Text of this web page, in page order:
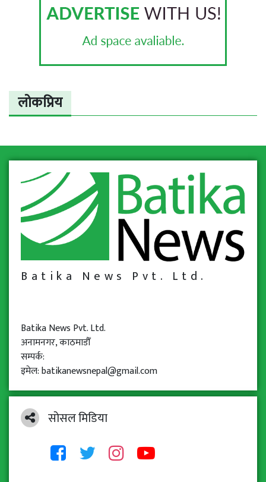
लोकप्रिय
Batika News Pvt. Ltd.
Batika News Pvt. Ltd.
अनामनगर, काठमाडौँ
सम्पर्क:
इमेल: batikanewsnepal@gmail.com
सोसल मिडिया